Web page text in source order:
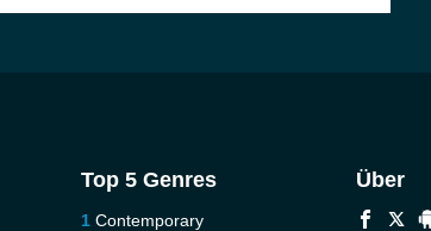
Top 5 Genres
Contemporary
Über